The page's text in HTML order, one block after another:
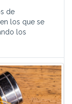
de
los que se
los